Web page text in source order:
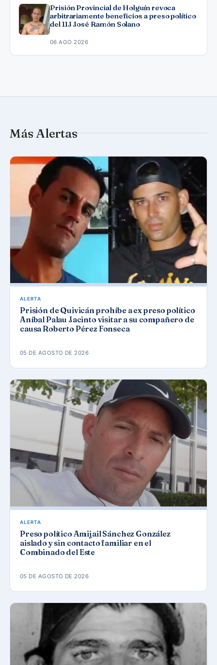
Prisión Provincial de Holguín revoca
arbitrariamente beneficios a preso político
del 11J José Ramón Solano
06 AGO 2026
Más Alertas
ALERTA
Prisión de Quivicán prohíbe a ex preso político
Aníbal Palau Jacinto visitar a su compañero de
causa Roberto Pérez Fonseca
05 DE AGOSTO DE 2026
ALERTA
Preso político Amijail Sánchez González
aislado y sin contacto familiar en el
Combinado del Este
05 DE AGOSTO DE 2026